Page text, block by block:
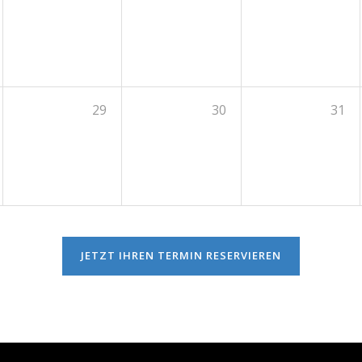
29 30 31
JETZT IHREN TERMIN RESERVIEREN